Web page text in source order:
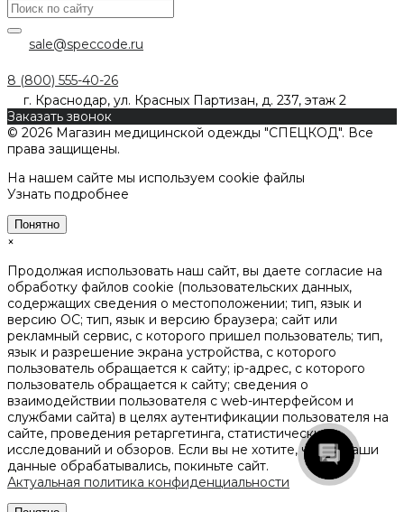
sale@speccode.ru
8 (800) 555-40-26
г. Краснодар, ул. Красных Партизан, д. 237, этаж 2
Заказать звонок
© 2026 Магазин медицинской одежды "СПЕЦКОД". Все
права защищены.
На нашем сайте мы используем cookie файлы
Узнать подробнее
Понятно
×
Продолжая использовать наш сайт, вы даете согласие на
обработку файлов cookie (пользовательских данных,
содержащих сведения о местоположении; тип, язык и
версию ОС; тип, язык и версию браузера; сайт или
рекламный сервис, с которого пришел пользователь; тип,
язык и разрешение экрана устройства, с которого
пользователь обращается к сайту; ip-адрес, с которого
пользователь обращается к сайту; сведения о
взаимодействии пользователя с web-интерфейсом и
службами сайта) в целях аутентификации пользователя на
сайте, проведения ретаргетинга, статистических
исследований и обзоров. Если вы не хотите, чтобы ваши
данные обрабатывались, покиньте сайт.
Актуальная политика конфиденциальности